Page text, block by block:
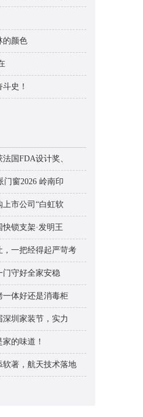
的颜色
史！
国FDA设计奖、
窗2026 岭南印
市公司“白虹软
锁支架·发明王
一把经得起严苛考
门守好全家安稳
一体好还是消毒柜
深圳家装节，实力
的味道！
著，航天技术落地